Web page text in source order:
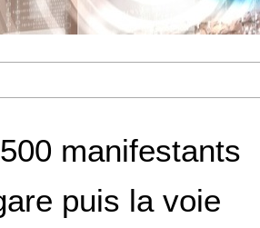
manifestants
puis la voie